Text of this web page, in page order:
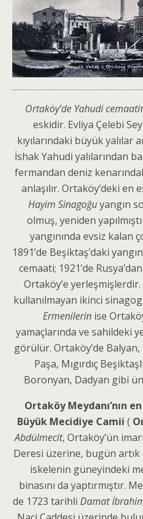
Ortaköy’de Yahudicemaati
eskidir. Evliya Çelebi
kıyılarındaki büyük yalılar
İshak Yahudi yalılarından
fermandan deniz
anlaşılır. Ortaköy’deki en
Hayim Sinagoğuyangın
olmuş, yeniden
yangınında evsiz kalan
1891’de Beşiktaş’daki
cemaati; 1921’de
Ortaköy’e
kullanılmayan ikinci
Ermenilerinise
yamaçlarında ve sahildeki
görülür. Ortaköy’de
Paşa, Mıgırdıç
Boronyan, Dadyan gibi
Ortaköy Meydanı’nın
Büyük Mecidiye Camii (
Abdülmecit, Ortaköy’ün
Deresi üzerine, bugün
iskelenin güneyindeki
binasını da yaptırmıştır.
de 1723 tarihli Damat